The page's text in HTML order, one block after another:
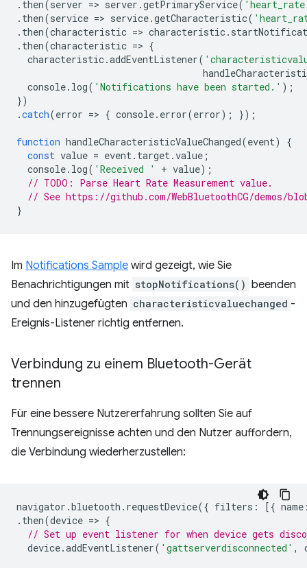
. then(server => server .getPrimaryService(
. then(service => service.getCharacteristic(
. then(characteristic => characteristic.
. then(characteristic => {
characteristic.addEventListener(
console. log( 'Notifications have been started.' );
})
.catch(error => { console. error(error); });
function handleCharacteristicValueChanged(event)
{
const value = event. target.value ;
console. log( 'Received ' + value);
// TODO: Parse Heart Rate Measurement value.
// See https://github.com/WebBluetoothCG/demos/
}
Im Notifications Sample wird gezeigt, wie Sie
Benachrichtigungen mit stopNotifications() beenden
und den hinzugefügten characteristicvaluechanged -
Ereignis-Listener richtig entfernen.
Verbindung zu einem Bluetooth-Gerät
trennen
Für eine bessere Nutzererfahrung sollten Sie auf
Trennungsereignisse achten und den Nutzer auffordern,
die Verbindung wiederherzustellen:
navigator .bluetooth . requestDevice({ filters : [{ name
. then(device => {
// Set up event listener for when device gets
device.addEventListener( 'gattserverdisconnected' ,